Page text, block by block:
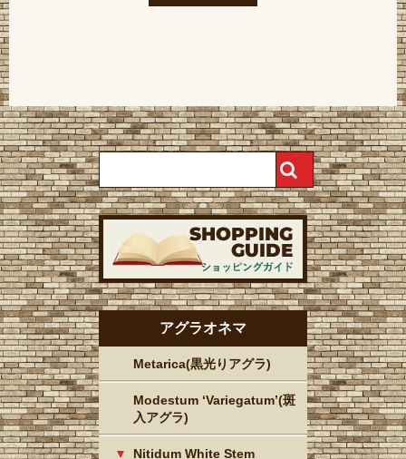
アグラオネマ
Metarica(黒光りアグラ)
Modestum ‘Variegatum’(斑
入アグラ)
Nitidum White Stem